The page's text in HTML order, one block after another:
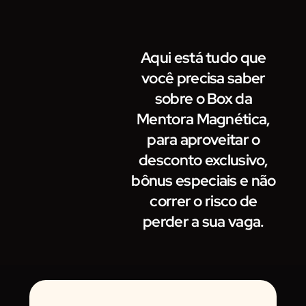
Aqui está tudo que
você precisa saber
sobre o Box da
Mentora Magnética,
para aproveitar o
desconto exclusivo,
bônus especiais e não
correr o risco de
perder a sua vaga.